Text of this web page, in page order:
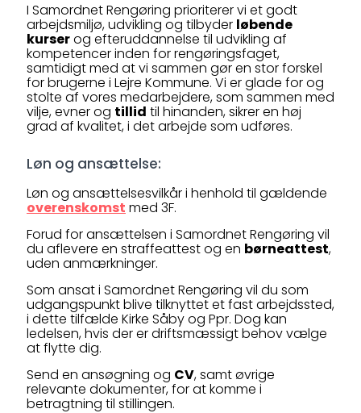
I Samordnet Rengøring prioriterer vi et godt
arbejdsmiljø, udvikling og tilbyder løbende
kurserog efteruddannelse til udvikling af
kompetencer inden for rengøringsfaget,
samtidigt med at vi sammen gør en stor forskel
for brugerne i Lejre Kommune. Vi er glade for og
stolte af vores medarbejdere, som sammen med
vilje, evner og tillid til hinanden, sikrer en høj
grad af kvalitet, i det arbejde som udføres.
Løn og ansættelse:
Løn og ansættelsesvilkår i henhold til gældende
overenskomst med 3F.
Forud for ansættelsen i Samordnet Rengøring vil
du aflevere en straffeattest og en børneattest,
uden anmærkninger.
Som ansat i Samordnet Rengøring vil du som
udgangspunkt blive tilknyttet et fast arbejdssted,
i dette tilfælde Kirke Såby og Ppr. Dog kan
ledelsen, hvis der er driftsmæssigt behov vælge
at flytte dig.
Send en ansøgning og CV, samt øvrige
relevante dokumenter, for at komme i
betragtning til stillingen.